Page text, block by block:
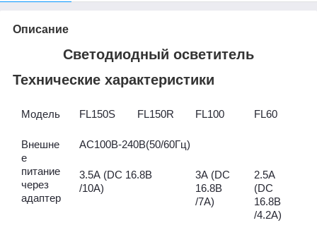
Описание
Светодиодный осветитель
Технические характеристики
Модель FL150S FL150R FL100 FL60
Внешне
е
питание
через
адаптер
AC100В-240В(50/60Гц)
3.5А (DC 16.8В
/10А)
3А (DC
16.8В
/7А)
2.5А
(DC
16.8В
/4.2А)